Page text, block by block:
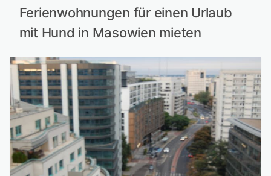
Ferienwohnungen für einen Urlaub
mit Hund in Masowien mieten